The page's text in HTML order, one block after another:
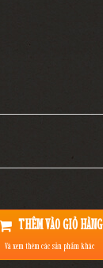
THÊM VÀO GIỎ HÀNG
Và xem thêm các sản phẩm khác